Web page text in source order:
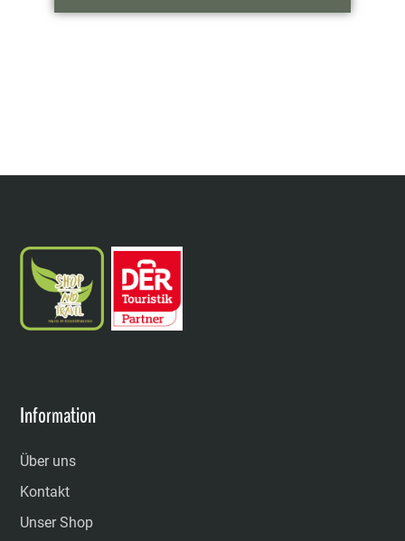
Information
Über uns
Kontakt
Unser Shop